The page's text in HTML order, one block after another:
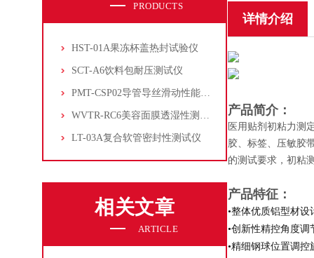
PRODUCTS
HST-01A果冻杯盖热封试验仪
SCT-A6饮料包耐压测试仪
PMT-CSP02导管导丝滑动性能测试仪
WVTR-RC6美容面膜透湿性测试仪
LT-03A复合软管密封性测试仪
相关文章
ARTICLE
详情介绍
产品简介：
医用贴剂初粘力测
胶、标签、压敏胶
的测试要求，初粘
产品特征：
•整体优质铝型材设
•创新性精控角度
•精细钢球位置调